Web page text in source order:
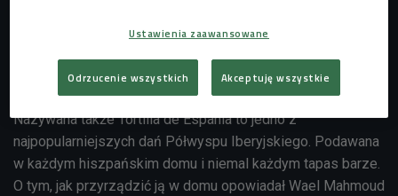
Dim sum. Coś więcej niż pierożki na parze
Nazywana także Tortilla de Espania to jedno z
najpopularniejszych dań Półwyspu Iberyjskiego. Podawana
w każdym hiszpańskim domu i niemal każdym tapas barze.
O tym, jak przyrządzić ją w domu opowiadał Wael Mahmoud‎
Ustawienia zaawansowane
Odrzucenie wszystkich Akceptuję wszystkie